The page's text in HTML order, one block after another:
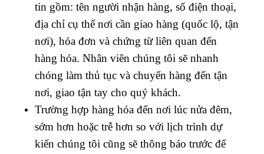
tin gồm: tên người nhận hàng, số điện thoại,
địa chỉ cụ thể nơi cần giao hàng (quốc lộ, tận
nơi), hóa đơn và chứng từ liên quan đến
hàng hóa. Nhân viên chúng tôi sẽ nhanh
chóng làm thủ tục và chuyển hàng đến tận
nơi, giao tận tay cho quý khách.
Trường hợp hàng hóa đến nơi lúc nửa đêm,
sớm hơn hoặc trễ hơn so với lịch trình dự
kiến chúng tôi cũng sẽ thông báo trước để